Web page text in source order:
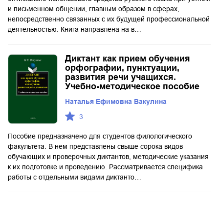
и письменном общении, главным образом в сферах,
непосредственно связанных с их будущей профессиональной
деятельностью. Книга направлена на в…
Диктант как прием обучения
орфографии, пунктуации,
развития речи учащихся.
Учебно-методическое пособие
Наталья Ефимовна Вакулина
3
Пособие предназначено для студентов филологического
факультета. В нем представлены свыше сорока видов
обучающих и проверочных диктантов, методические указания
к их подготовке и проведению. Рассматривается специфика
работы с отдельными видами диктанто…